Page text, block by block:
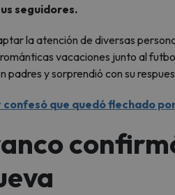
seguidores.
la atención de diversas
vacaciones junto al
padres y sorprendió con su
que quedó flechado